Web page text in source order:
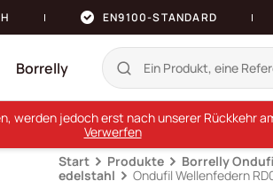
EN9100-STANDARD
Borrelly
Start Produkte Borrelly
edelstahl
Ondufil Wellenfedern
jedoch erst nach unserer Rückkehr
Verwerfen